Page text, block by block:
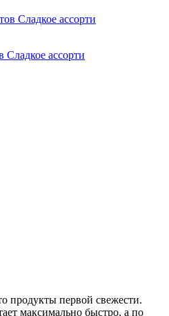
Сладкое ассорти
продукты первой свежести.
максимально быстро, а по